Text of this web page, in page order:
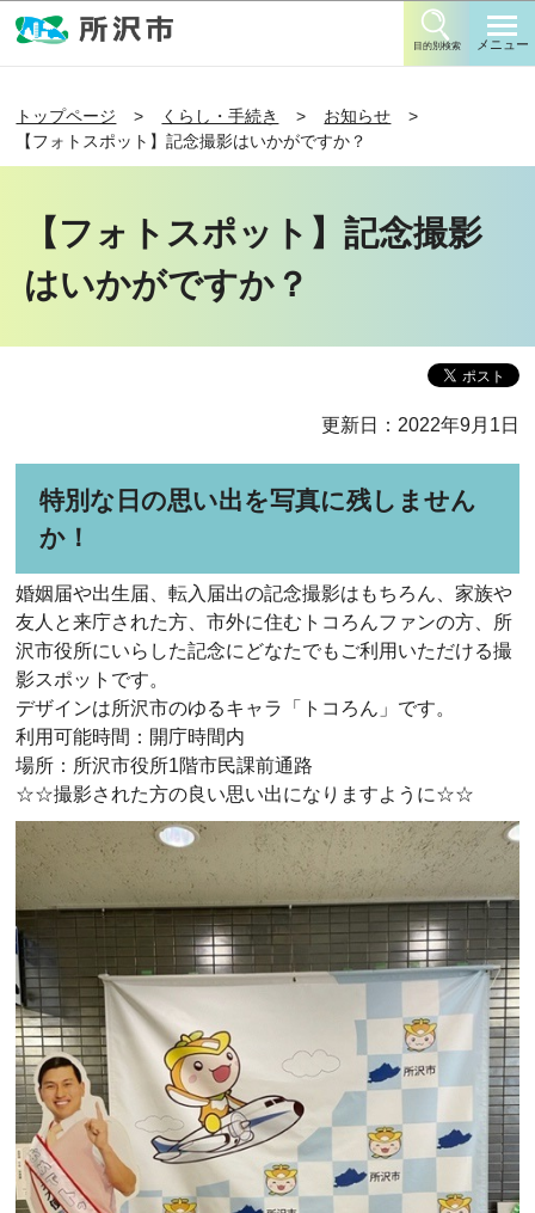
目的別検索 メニュー
トップページ くらし・手続き
お知らせ
【フォトスポット】記念撮影はいかがですか？
【フォトスポット】記念撮影
はいかがですか？
更新日：2022年9月1日
特別な日の思い出を写真に残しません
か！
婚姻届や出生届、転入届出の記念撮影はもちろん、家族や
友人と来庁された方、市外に住むトコろんファンの方、所
沢市役所にいらした記念にどなたでもご利用いただける撮
影スポットです。
デザインは所沢市のゆるキャラ「トコろん」です。
利用可能時間：開庁時間内
場所：所沢市役所1階市民課前通路
☆☆撮影された方の良い思い出になりますように☆☆